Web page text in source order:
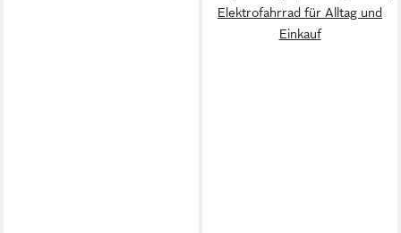
Elektrofahrrad für Alltag und
Einkauf